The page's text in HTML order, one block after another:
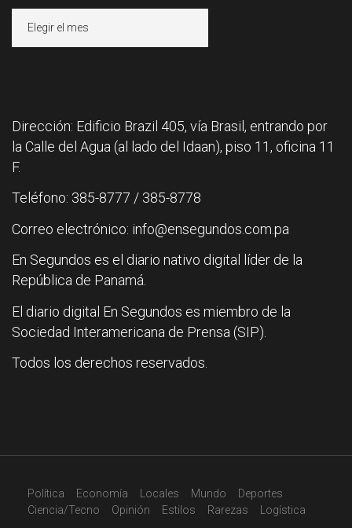
Dirección: Edificio Brazil 405, vía Brasil, entrando por
la Calle del Agua (al lado del Idaan), piso 11, oficina 11
F.
Teléfono: 385-8777 / 385-8778
Correo electrónico: info@ensegundos.com.pa
En Segundos es el diario nativo digital líder de la
República de Panamá.
El diario digital En Segundos es miembro de la
Sociedad Interamericana de Prensa (SIP).
Todos los derechos reservados.
Política Economía Locales Mundo
Deportes
Ciencia/Tecno
Opinión Estilos Rarezas Logística